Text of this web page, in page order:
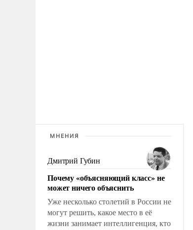
МНЕНИЯ
Дмитрий Губин
Почему «объясняющий класс» не
может ничего объяснить
Уже несколько столетий в России не
могут решить, какое место в её
жизни занимает интеллигенция, кто